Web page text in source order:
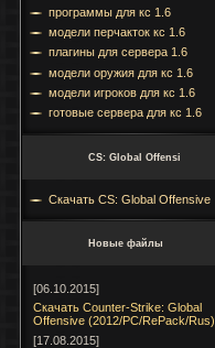
программы для кс 1.6
модели перчакток кс 1.6
плагины для сервера 1.6
модели оружия для кс 1.6
модели игроков для кс 1.6
готовые сервера для кс 1.6
CS: Global Offensi
Скачать CS: Global Offensive
Новые файлы
[06.10.2015]
Скачать Counter-Strike: Global
Offensive (2012/PC/RePack/Rus)
[17.08.2015]